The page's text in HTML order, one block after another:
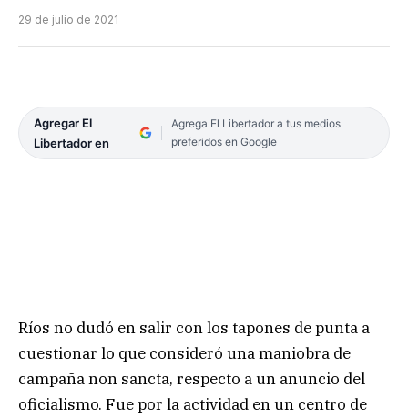
29 de julio de 2021
Agregar El
Libertador en
Agrega El Libertador a tus medios
preferidos en Google
Ríos no dudó en salir con los tapones de punta a
cuestionar lo que consideró una maniobra de
campaña non sancta, respecto a un anuncio del
oficialismo. Fue por la actividad en un centro de